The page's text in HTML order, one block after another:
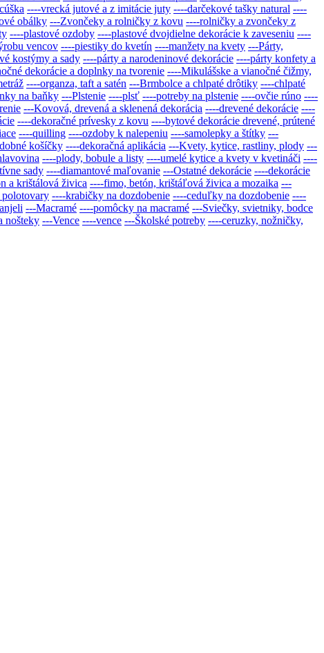
----vrecká jutové a z imitácie juty ----darčekové tašky natural ----
obálky ---Zvončeky a rolničky z kovu ----rolničky a zvončeky z
----plastové ozdoby ----plastové dvojdielne dekorácie k zaveseniu ----
vencov ----piestiky do kvetín ----manžety na kvety ---Párty,
kostýmy a sady ----párty a narodeninové dekorácie ----párty konfety a
dekorácie a doplnky na tvorenie ----Mikulášske a vianočné čižmy,
----organza, taft a satén ---Brmbolce a chlpaté drôtiky ----chlpaté
na baňky ---Plstenie ----plsť ----potreby na plstenie ----ovčie rúno ----
---Kovová, drevená a sklenená dekorácia ----drevené dekorácie ----
----dekoračné prívesky z kovu ----bytové dekorácie drevené, prútené
----quilling ----ozdoby k nalepeniu ----samolepky a štítky ---
košíčky ----dekoračná aplikácia ---Kvety, kytice, rastliny, plody ---
----plody, bobule a listy ----umelé kytice a kvety v kvetináči ----
sady ----diamantové maľovanie ---Ostatné dekorácie ----dekorácie
a krištálová živica ----fimo, betón, krištáľová živica a mozaika ---
polotovary ----krabičky na dozdobenie ----ceduľky na dozdobenie ----
---Macramé ----pomôcky na macramé ---Sviečky, svietniky, bodce
nošteky ---Vence ----vence ---Školské potreby ----ceruzky, nožničky,